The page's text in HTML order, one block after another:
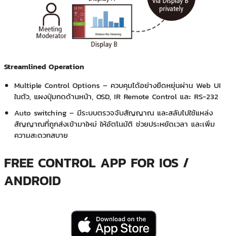
Streamlined Operation
Multiple Control Options – ควบคุมได้อย่างยืดหยุ่นผ่าน Web UI
ในตัว, แผงปุ่มกดด้านหน้า, OSD, IR Remote Control และ RS-232
Auto switching – มีระบบตรวจจับสัญญาณ และสลับไปใช้แหล่ง
สัญญาณที่ถูกส่งเข้ามาใหม่ ให้อัตโนมัติ ช่วยประหยัดเวลา และเพิ่ม
ความสะดวกสบาย
FREE CONTROL APP FOR IOS /
ANDROID